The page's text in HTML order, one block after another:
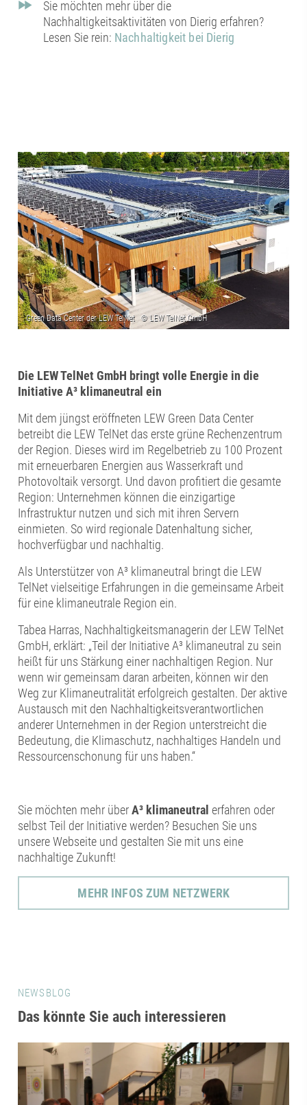
Sie möchten mehr über die
Nachhaltigkeitsaktivitäten von Dierig erfahren?
Lesen Sie rein: Nachhaltigkeit bei Dierig
Die LEW TelNet GmbH bringt volle Energie in die
Initiative A³ klimaneutral ein
Mit dem jüngst eröffneten LEW Green Data Center
betreibt die LEW TelNet das erste grüne Rechenzentrum
der Region. Dieses wird im Regelbetrieb zu 100 Prozent
mit erneuerbaren Energien aus Wasserkraft und
Photovoltaik versorgt. Und davon profitiert die gesamte
Region: Unternehmen können die einzigartige
Infrastruktur nutzen und sich mit ihren Servern
einmieten. So wird regionale Datenhaltung sicher,
hochverfügbar und nachhaltig.
Als Unterstützer von A³ klimaneutral bringt die LEW
TelNet vielseitige Erfahrungen in die gemeinsame Arbeit
für eine klimaneutrale Region ein.
Tabea Harras, Nachhaltigkeitsmanagerin der LEW TelNet
GmbH, erklärt: „Teil der Initiative A³ klimaneutral zu sein
heißt für uns Stärkung einer nachhaltigen Region. Nur
wenn wir gemeinsam daran arbeiten, können wir den
Weg zur Klimaneutralität erfolgreich gestalten. Der aktive
Austausch mit den Nachhaltigkeitsverantwortlichen
anderer Unternehmen in der Region unterstreicht die
Bedeutung, die Klimaschutz, nachhaltiges Handeln und
Ressourcenschonung für uns haben.“
Sie möchten mehr überA³ klimaneutral erfahren oder
selbst Teil der Initiative werden? Besuchen Sie uns
unsere Webseite und gestalten Sie mit uns eine
nachhaltige Zukunft!
MEHR INFOS ZUM NETZWERK
NEWSBLOG
Das könnte Sie auch interessieren